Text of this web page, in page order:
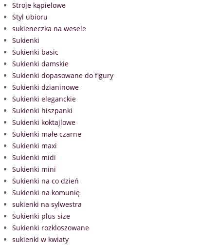
Stroje kąpielowe
Styl ubioru
sukieneczka na wesele
Sukienki
Sukienki basic
Sukienki damskie
Sukienki dopasowane do figury
Sukienki dzianinowe
Sukienki eleganckie
Sukienki hiszpanki
Sukienki koktajlowe
Sukienki małe czarne
Sukienki maxi
Sukienki midi
Sukienki mini
Sukienki na co dzień
Sukienki na komunię
sukienki na sylwestra
Sukienki plus size
Sukienki rozkloszowane
sukienki w kwiaty